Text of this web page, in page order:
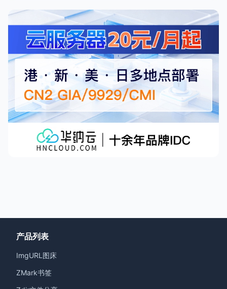
产品列表
ImgURL图床
ZMark书签